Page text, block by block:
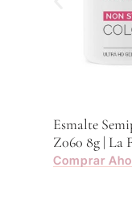
Esmalte
Z060 8g | La
Comprar